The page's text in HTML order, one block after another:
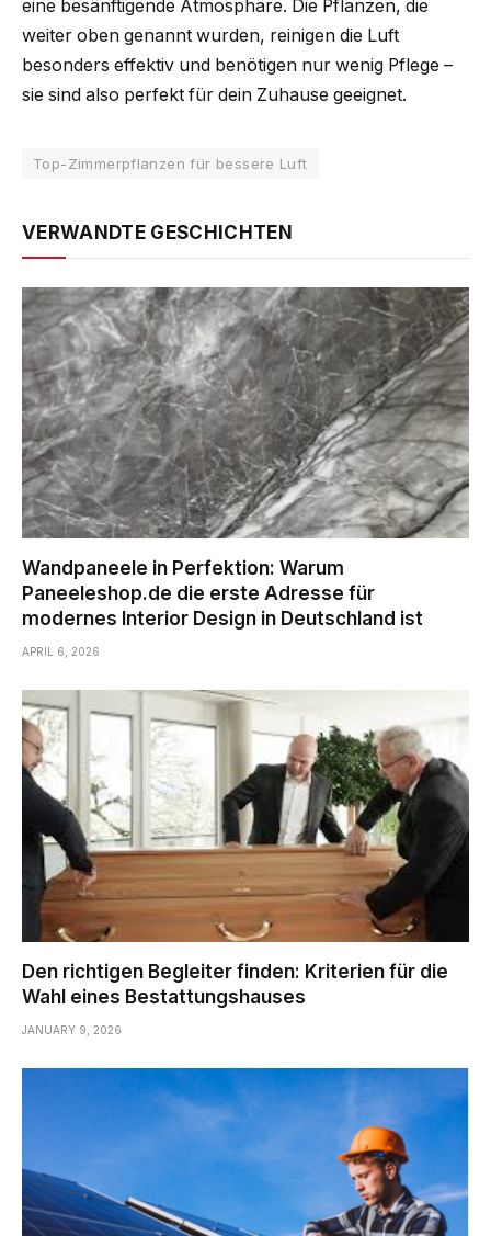
eine besänftigende Atmosphäre. Die Pflanzen, die
weiter oben genannt wurden, reinigen die Luft
besonders effektiv und benötigen nur wenig Pflege –
sie sind also perfekt für dein Zuhause geeignet.
Top-Zimmerpflanzen für bessere Luft
VERWANDTE GESCHICHTEN
Wandpaneele in Perfektion: Warum
Paneeleshop.de die erste Adresse für
modernes Interior Design in Deutschland ist
APRIL 6, 2026
Den richtigen Begleiter finden: Kriterien für die
Wahl eines Bestattungshauses
JANUARY 9, 2026